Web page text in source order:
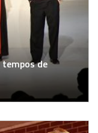
tempos de